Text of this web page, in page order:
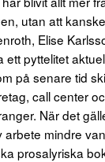
utan att
Elise
ett pyttelitet
på senare tid
call center
När det
arbete mindre
prosalyriska